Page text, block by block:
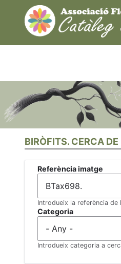
BIRÒFITS. CERCA
Referència imatge
Introdueix la referència de
Categoria
Introdueix categoria a